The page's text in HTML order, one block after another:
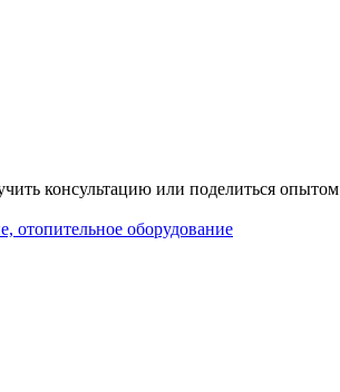
консультацию или поделиться опытом
отопительное оборудование